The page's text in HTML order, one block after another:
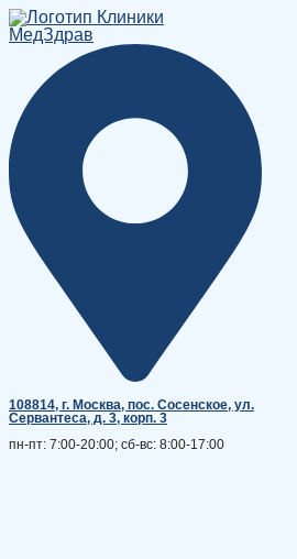
Перейти
к
содержимому
108814, г. Москва, поc. Сосенское, ул.
Сервантеса, д. 3, корп. 3
пн-пт: 7:00-20:00; сб-вс: 8:00-17:00